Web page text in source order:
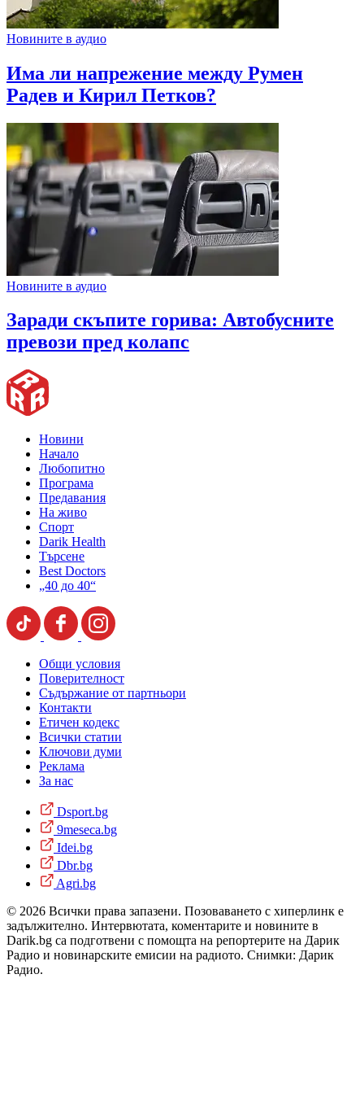
Новините в аудио
Има ли напрежение между Румен
Радев и Кирил Петков?
Новините в аудио
Заради скъпите горива: Автобусните
превози пред колапс
Новини
Начало
Любопитно
Програма
Предавания
На живо
Спорт
Darik Health
Търсене
Best Doctors
„40 до 40“
Общи условия
Поверителност
Съдържание от партньори
Контакти
Етичен кодекс
Всички статии
Ключови думи
Реклама
За нас
Dsport.bg
9meseca.bg
Idei.bg
Dbr.bg
Agri.bg
© 2026 Всички права запазени. Позоваването с хиперлинк е
задължително. Интервютата, коментарите и новините в
Darik.bg са подготвени с помощта на репортерите на Дарик
Радио и новинарските емисии на радиото. Снимки: Дарик
Радио.